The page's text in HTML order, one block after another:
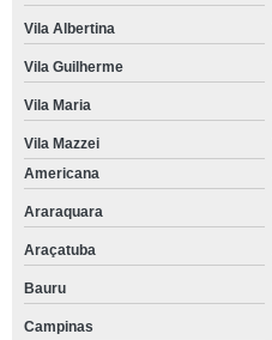
Vila Albertina
Vila Guilherme
Vila Maria
Vila Mazzei
Americana
Araraquara
Araçatuba
Bauru
Campinas